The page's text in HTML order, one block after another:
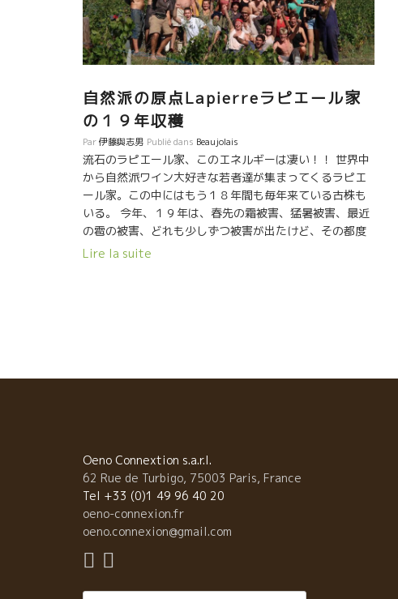
自然派の原点Lapierreラピエール家
の１９年収穫
Par伊藤與志男 Publié dans Beaujolais
流石のラピエール家、このエネルギーは凄い！！ 世界中
から自然派ワイン大好きな若者達が集まってくるラピエ
ール家。この中にはもう１８年間も毎年来ている古株も
いる。 今年、１９年は、春先の霜被害、猛暑被害、最近
の雹の被害、どれも少しずつ被害が出たけど、その都度
の対策が功を奏して大きな問題にならずに済んだ。特に
いよいよあのマルセルも経験したことがない気候条件の
中でワイン造りをしなければならない時代が到来した。
今年も直接な醸造担当はカミーユがやっている。勿論、
マチュも総合的な観点から葡萄園の収穫から醸造所まで
の流れを管理監督している。 今年から、一部の醸造は食
堂の向えの敷地にある赤い建物の中でも行っている。
次々と運ばれてくる葡萄を醸造所内に運びこむカミーユ
がいた。 勿論、除梗なしで、ベルトコンベヤーで発酵槽
Lire la suite
Oeno Connextion s.a.r.l.
62 Rue de Turbigo, 75003 Paris, France
Tel +33 (0)1 49 96 40 20
oeno-connexion.fr
oeno.connexion@gmail.com